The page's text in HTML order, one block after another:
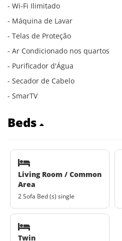
- Wi-Fi Ilimitado
- Máquina de Lavar
- Telas de Proteção
- Ar Condicionado nos quartos
- Purificador d'Água
- Secador de Cabelo
- SmarTV
Beds
Living Room / Common
Area
2 Sofa Bed (s) single
Twin